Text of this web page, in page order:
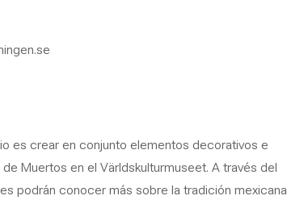
es crear en conjunto elementos decorativos e
Muertos en el Världskulturmuseet. A través del
podrán conocer más sobre la tradición mexicana